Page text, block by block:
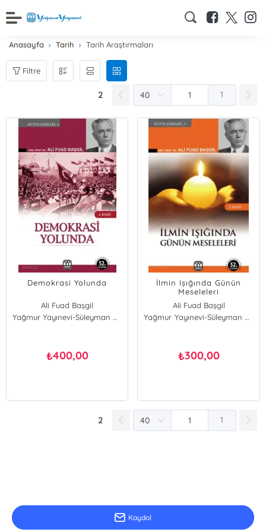
Anasayfa Tarih Tarih Araştırmaları
Filtre
2 1
Demokrasi Yolunda
Ali Fuad Başgil
Yağmur Yayınevi-Süleyman Özdemir
₺400,00
İlmin Işığında Günün
Meseleleri
Ali Fuad Başgil
Yağmur Yayınevi-Süleyman Özdemir
₺300,00
2 1
Kaydol